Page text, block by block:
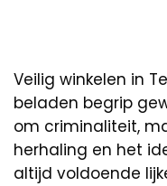
Veilig winkelen in
beladen begrip
om criminaliteit,
herhaling en het
altijd voldoende